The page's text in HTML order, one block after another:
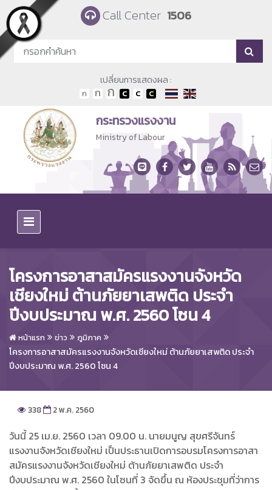
Skip to main content Call Center 1506
เปลี่ยนการแสดงผล :
กระทรวงแรงงาน
Ministry of Labour
โครงการอาสาสมัครแรงงานจังหวัด
เชียงใหม่ ต้านภัยยาเสพติด ประจำ
ปีงบประมาณ พ.ศ. 2560 โซน 4
หน้าแรก ข่าว ภูมิภาค
โครงการอาสาสมัครแรงงานจังหวัดเชียงใหม่ ต้านภัยยาเสพติด ประจำ
ปีงบประมาณ พ.ศ. 2560 โซน 4
338 2 พ.ค. 2560
วันนี้ 25 เม.ย. 2560 เวลา 09.00 น. นายมนูญ สุขศรีจันทร์
แรงงานจังหวัดเชียงใหม่ เป็นประธานเปิดการอบรมโครงการอาสา
สมัครแรงงานจังหวัดเชียงใหม่ ต้านภัยยาเสพติด ประจำ
ปีงบประมาณ พ.ศ. 2560 ในโซนที่ 3 จัดขึ้น ณ ห้องประชุมที่ว่าการ